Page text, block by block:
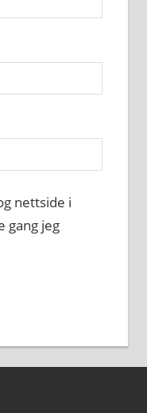
nettside i
gang jeg